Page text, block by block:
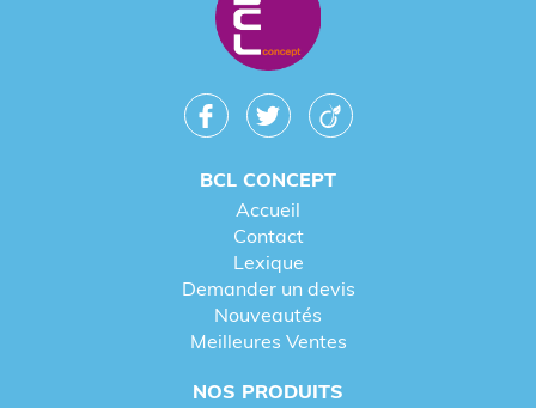
BCL CONCEPT
Accueil
Contact
Lexique
Demander un devis
Nouveautés
Meilleures Ventes
NOS PRODUITS